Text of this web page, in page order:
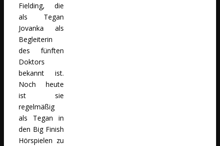
Fielding, die
als Tegan
Jovanka als
Begleiterin
des fünften
Doktors
bekannt ist.
Noch heute
ist sie
regelmäßig
als Tegan in
den Big Finish
Hörspielen zu